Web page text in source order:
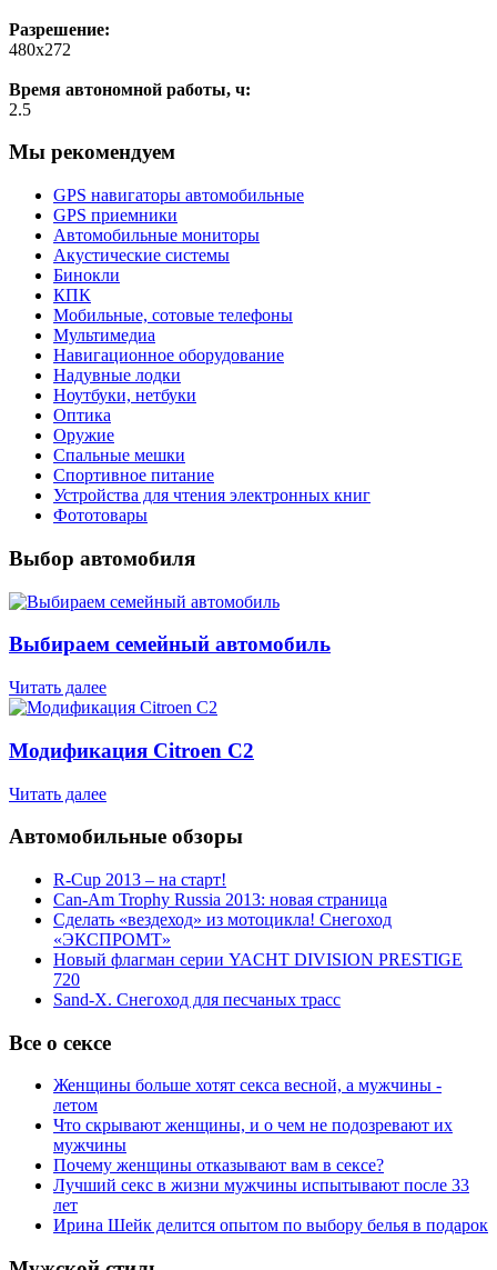
Разрешение:
480x272
Время автономной работы, ч:
2.5
Мы рекомендуем
GPS навигаторы автомобильные
GPS приемники
Автомобильные мониторы
Акустические системы
Бинокли
КПК
Мобильные, сотовые телефоны
Мультимедиа
Навигационное оборудование
Надувные лодки
Ноутбуки, нетбуки
Оптика
Оружие
Спальные мешки
Спортивное питание
Устройства для чтения электронных книг
Фототовары
Выбор автомобиля
Выбираем семейный автомобиль
Читать далее
Модификация Citroen С2
Читать далее
Автомобильные обзоры
R-Cup 2013 – на старт!
Can-Am Trophy Russia 2013: новая страница
Сделать «вездеход» из мотоцикла! Снегоход
«ЭКСПРОМТ»
Новый флагман серии YACHT DIVISION PRESTIGE
720
Sand-X. Снегоход для песчаных трасс
Все о сексе
Женщины больше хотят секса весной, а мужчины -
летом
Что скрывают женщины, и о чем не подозревают их
мужчины
Почему женщины отказывают вам в сексе?
Лучший секс в жизни мужчины испытывают после 33
лет
Ирина Шейк делится опытом по выбору белья в подарок